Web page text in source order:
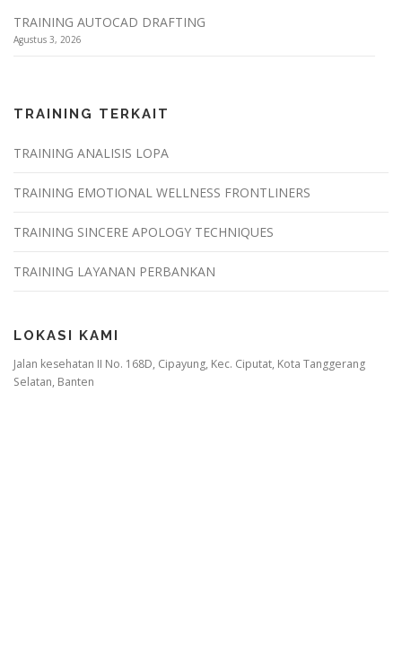
TRAINING AUTOCAD DRAFTING
Agustus 3, 2026
TRAINING TERKAIT
TRAINING ANALISIS LOPA
TRAINING EMOTIONAL WELLNESS FRONTLINERS
TRAINING SINCERE APOLOGY TECHNIQUES
TRAINING LAYANAN PERBANKAN
LOKASI KAMI
Jalan kesehatan II No. 168D, Cipayung, Kec. Ciputat, Kota Tanggerang
Selatan, Banten